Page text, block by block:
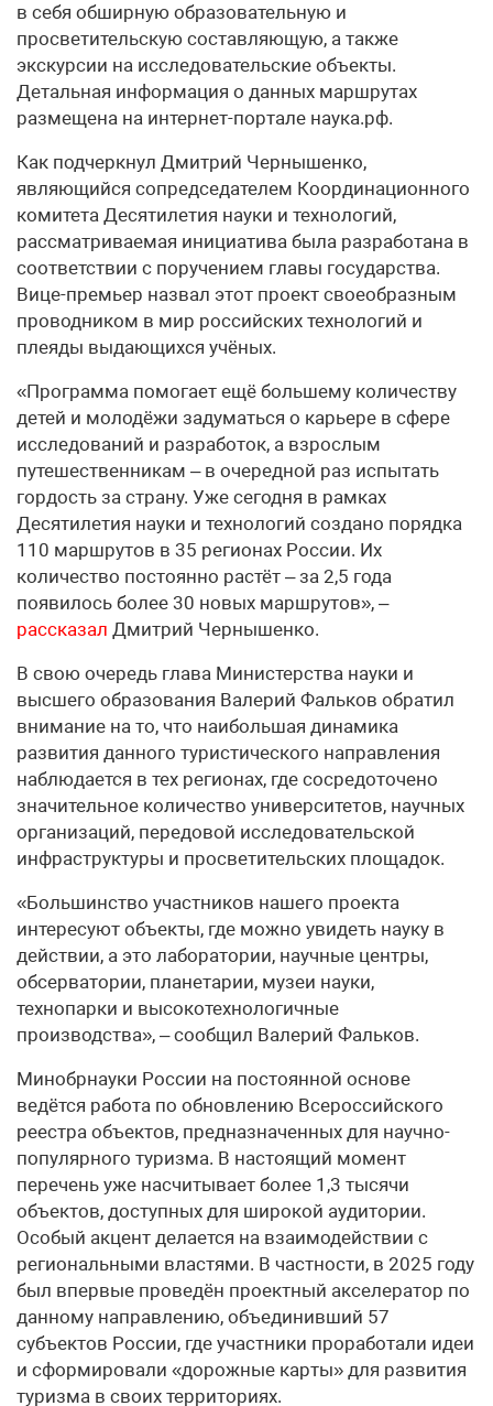
в себя обширную образовательную и
просветительскую составляющую, а также
экскурсии на исследовательские объекты.
Детальная информация о данных маршрутах
размещена на интернет-портале наука.рф.
Как подчеркнул Дмитрий Чернышенко,
являющийся сопредседателем Координационного
комитета Десятилетия науки и технологий,
рассматриваемая инициатива была разработана в
соответствии с поручением главы государства.
Вице-премьер назвал этот проект своеобразным
проводником в мир российских технологий и
плеяды выдающихся учёных.
«Программа помогает ещё большему количеству
детей и молодёжи задуматься о карьере в сфере
исследований и разработок, а взрослым
путешественникам – в очередной раз испытать
гордость за страну. Уже сегодня в рамках
Десятилетия науки и технологий создано порядка
110 маршрутов в 35 регионах России. Их
количество постоянно растёт – за 2,5 года
появилось более 30 новых маршрутов», –
рассказал Дмитрий Чернышенко.
В свою очередь глава Министерства науки и
высшего образования Валерий Фальков обратил
внимание на то, что наибольшая динамика
развития данного туристического направления
наблюдается в тех регионах, где сосредоточено
значительное количество университетов, научных
организаций, передовой исследовательской
инфраструктуры и просветительских площадок.
«Большинство участников нашего проекта
интересуют объекты, где можно увидеть науку в
действии, а это лаборатории, научные центры,
обсерватории, планетарии, музеи науки,
технопарки и высокотехнологичные
производства», – сообщил Валерий Фальков.
Минобрнауки России на постоянной основе
ведётся работа по обновлению Всероссийского
реестра объектов, предназначенных для научно-
популярного туризма. В настоящий момент
перечень уже насчитывает более 1,3 тысячи
объектов, доступных для широкой аудитории.
Особый акцент делается на взаимодействии с
региональными властями. В частности, в 2025 году
был впервые проведён проектный акселератор по
данному направлению, объединивший 57
субъектов России, где участники проработали идеи
и сформировали «дорожные карты» для развития
туризма в своих территориях.